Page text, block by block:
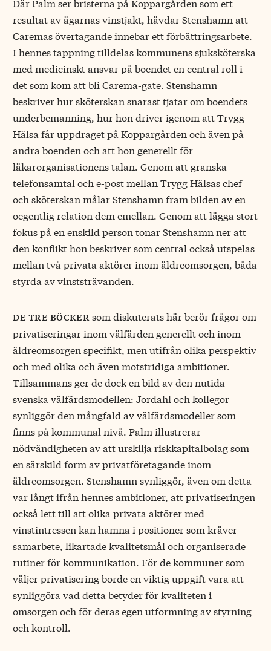
Där Palm ser bristerna på Koppargården som ett
resultat av ägarnas vinstjakt, hävdar Stenshamn att
Caremas övertagande innebar ett förbättringsarbete.
I hennes tappning tilldelas kommunens sjuksköterska
med medicinskt ansvar på boendet en central roll i
det som kom att bli Carema-gate. Stenshamn
beskriver hur sköterskan snarast tjatar om boendets
underbemanning, hur hon driver igenom att Trygg
Hälsa får uppdraget på Koppargården och även på
andra boenden och att hon generellt för
läkarorganisationens talan. Genom att granska
telefonsamtal och e-post mellan Trygg Hälsas chef
och sköterskan målar Stenshamn fram bilden av en
oegentlig relation dem emellan. Genom att lägga stort
fokus på en enskild person tonar Stenshamn ner att
den konflikt hon beskriver som central också utspelas
mellan två privata aktörer inom äldreomsorgen, båda
styrda av vinststrävanden.
de tre böckersom diskuterats här berör frågor om
privatiseringar inom välfärden generellt och inom
äldreomsorgen specifikt, men utifrån olika perspektiv
och med olika och även motstridiga ambitioner.
Tillsammans ger de dock en bild av den nutida
svenska välfärdsmodellen: Jordahl och kollegor
synliggör den mångfald av välfärdsmodeller som
finns på kommunal nivå. Palm illustrerar
nödvändigheten av att urskilja riskkapitalbolag som
en särskild form av privatföretagande inom
äldreomsorgen. Stenshamn synliggör, även om detta
var långt ifrån hennes ambitioner, att privatiseringen
också lett till att olika privata aktörer med
vinstintressen kan hamna i positioner som kräver
samarbete, likartade kvalitetsmål och organiserade
rutiner för kommunikation. För de kommuner som
väljer privatisering borde en viktig uppgift vara att
synliggöra vad detta betyder för kvaliteten i
omsorgen och för deras egen utformning av styrning
och kontroll.